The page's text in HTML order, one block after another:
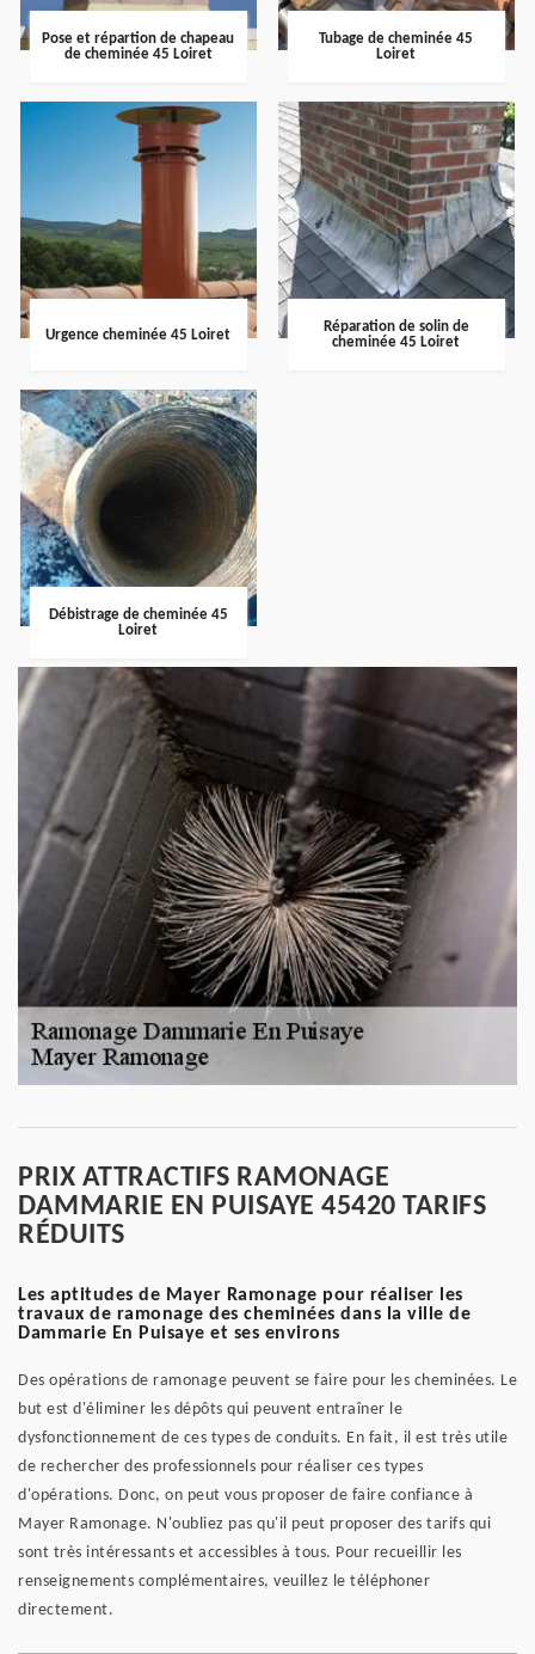
Pose et répartion de chapeau
de cheminée 45 Loiret
Tubage de cheminée 45
Loiret
Urgence cheminée 45 Loiret
Réparation de solin de
cheminée 45 Loiret
Débistrage de cheminée 45
Loiret
PRIX ATTRACTIFS RAMONAGE
DAMMARIE EN PUISAYE 45420 TARIFS
RÉDUITS
Les aptitudes de Mayer Ramonage pour réaliser les
travaux de ramonage des cheminées dans la ville de
Dammarie En Puisaye et ses environs
Des opérations de ramonage peuvent se faire pour les cheminées. Le
but est d'éliminer les dépôts qui peuvent entraîner le
dysfonctionnement de ces types de conduits. En fait, il est très utile
de rechercher des professionnels pour réaliser ces types
d'opérations. Donc, on peut vous proposer de faire confiance à
Mayer Ramonage. N'oubliez pas qu'il peut proposer des tarifs qui
sont très intéressants et accessibles à tous. Pour recueillir les
renseignements complémentaires, veuillez le téléphoner
directement.